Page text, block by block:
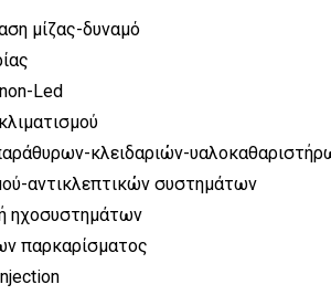
μίζας-δυναμό
Led
κλειδαριών-
αντικλεπτικών συστημάτων
ηχοσυστημάτων
παρκαρίσματος